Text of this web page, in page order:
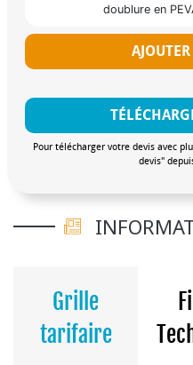
doublure en
Pour télécharger votre devis avec
devis"
Grille
tarifaire